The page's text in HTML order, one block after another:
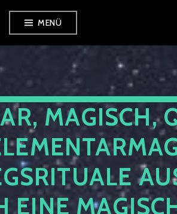
MENÜ
MAGISCH,
EINE